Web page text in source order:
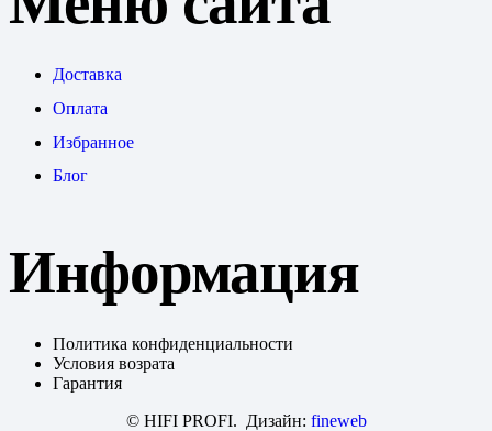
Доставка
Оплата
Избранное
Блог
Информация
Политика конфиденциальности
Условия возрата
Гарантия
© HIFI PROFI. Дизайн: fineweb